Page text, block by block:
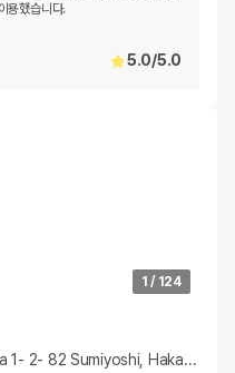
용했습니다.
5.0/5.0
1 / 124
2- 82 Sumiyoshi, Hakata- Ku